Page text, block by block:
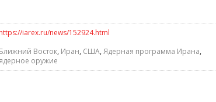
https://iarex.ru/news/152924.html
Ближний Восток, Иран, США, Ядерная программа Ирана,
ядерное оружие